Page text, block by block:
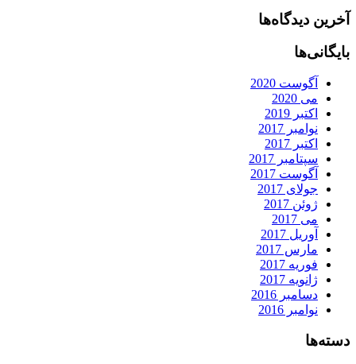
آخرین دیدگاه‌ها
بایگانی‌ها
آگوست 2020
می 2020
اکتبر 2019
نوامبر 2017
اکتبر 2017
سپتامبر 2017
آگوست 2017
جولای 2017
ژوئن 2017
می 2017
آوریل 2017
مارس 2017
فوریه 2017
ژانویه 2017
دسامبر 2016
نوامبر 2016
دسته‌ها